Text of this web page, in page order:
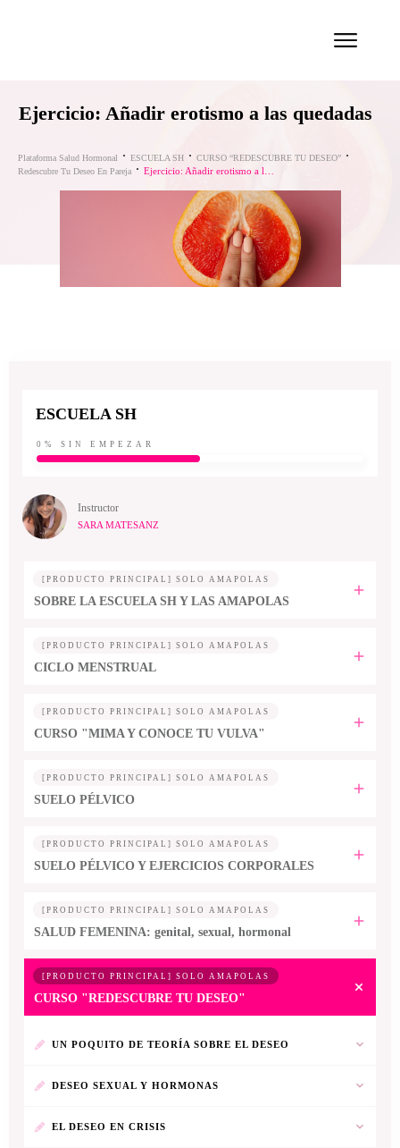
Ejercicio: Añadir erotismo a las quedadas
Plataforma Salud Hormonal ESCUELA SH
CURSO “REDESCUBRE TU DESEO”
Redescubre Tu Deseo En Pareja
ESCUELA SH
0% SIN EMPEZAR
Instructor
SARA MATESANZ
[PRODUCTO PRINCIPAL] SOLO AMAPOLAS
SOBRE LA ESCUELA SH Y LAS AMAPOLAS
[PRODUCTO PRINCIPAL] SOLO AMAPOLAS
CICLO MENSTRUAL
[PRODUCTO PRINCIPAL] SOLO AMAPOLAS
CURSO "MIMA Y CONOCE TU VULVA"
[PRODUCTO PRINCIPAL] SOLO AMAPOLAS
SUELO PÉLVICO
[PRODUCTO PRINCIPAL] SOLO AMAPOLAS
SUELO PÉLVICO Y EJERCICIOS CORPORALES
[PRODUCTO PRINCIPAL] SOLO AMAPOLAS
SALUD FEMENINA: genital, sexual, hormonal
[PRODUCTO PRINCIPAL] SOLO AMAPOLAS
CURSO "REDESCUBRE TU DESEO"
UN POQUITO DE TEORÍA SOBRE EL DESEO
DESEO SEXUAL Y HORMONAS
EL DESEO EN CRISIS